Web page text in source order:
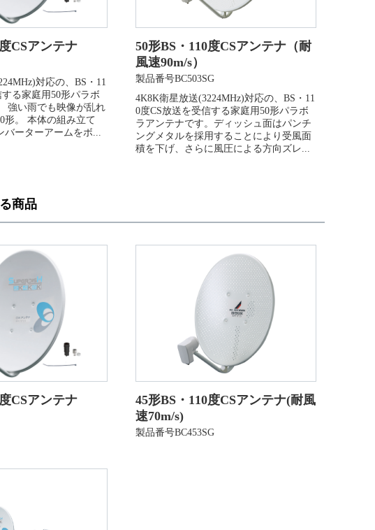
CSアンテナ
対応の、BS・11
る家庭用50形パラボ
強い雨でも映像が乱れ
形。 本体の組み立て
バーターアームをボ...
50形BS・110度CSアンテナ（耐
風速90m/s）
製品番号BC503SG
4K8K衛星放送(3224MHz)対応の、BS・11
0度CS放送を受信する家庭用50形パラボ
ラアンテナです。ディッシュ面はパンチ
ングメタルを採用することにより受風面
積を下げ、さらに風圧による方向ズレ...
商品
CSアンテナ
45形BS・110度CSアンテナ(耐風
速70m/s)
製品番号BC453SG